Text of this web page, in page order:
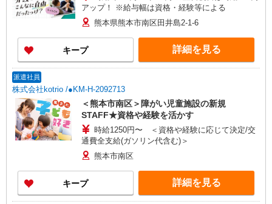
アップ！ ※給与幅は資格・経験等による
熊本県熊本市南区田井島2-1-6
キープ 詳細を見る
派遣社員
株式会社kotrio /●KM-H-2092713
＜熊本市南区＞障がい児童施設の新規
STAFF★資格や経験を活かす
時給1250円〜 ＜資格や経験に応じて決定/交
通費全支給(ガソリン代含む)＞
熊本市南区
キープ 詳細を見る